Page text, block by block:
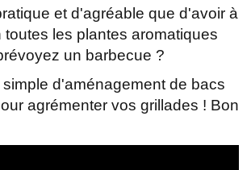
et d'agréable que d'avoir à
toutes les plantes aromatiques
un barbecue ?
d'aménagement de bacs
agrémenter vos grillades ! Bon